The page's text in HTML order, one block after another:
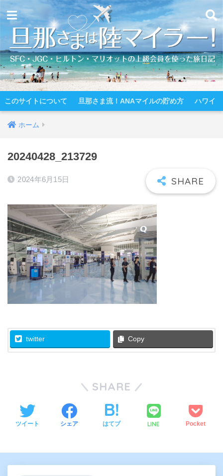
このサイトについて 旦那さま流！ANAマイルの貯め方 ハワイ
ホーム
20240428_213729
2024年6月15日
twitter Copy
SHARE
ツイート シェア はてブ LINE Pocket